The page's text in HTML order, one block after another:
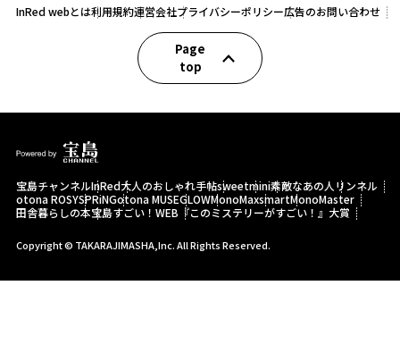
InRed webとは利用規約運営会社プライバシーポリシー広告のお問い合わせ
Page
top
宝島チャンネルInRed大人のおしゃれ手帖sweetmini素敵なあの人 リンネル
otona ROSYSPRiNGotona MUSEGLOWMonoMaxsmartMonoMaster
田舎暮らしの本宝島すごい！WEB 『このミステリーがすごい！』大賞
Copyright © TAKARAJIMASHA,Inc. All Rights Reserved.